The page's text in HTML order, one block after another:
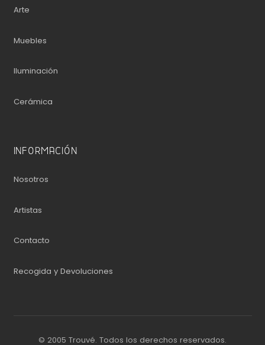
Arte
Muebles
Iluminación
Cerámica
INFORMACIÓN
Nosotros
Artistas
Contacto
Recogida y Devoluciones
© 2005 Trouvé. Todos los derechos reservados.